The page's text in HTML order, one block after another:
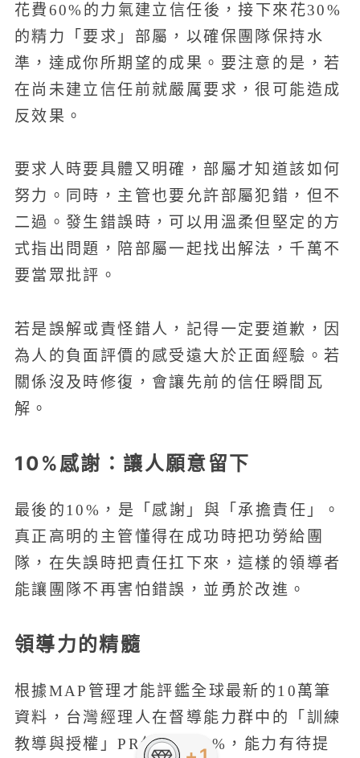
花費60%的力氣建立信任後，接下來花30%
的精力「要求」部屬，以確保團隊保持水
準，達成你所期望的成果。要注意的是，若
在尚未建立信任前就嚴厲要求，很可能造成
反效果。
要求人時要具體又明確，部屬才知道該如何
努力。同時，主管也要允許部屬犯錯，但不
二過。發生錯誤時，可以用溫柔但堅定的方
式指出問題，陪部屬一起找出解法，千萬不
要當眾批評。
若是誤解或責怪錯人，記得一定要道歉，因
為人的負面評價的感受遠大於正面經驗。若
關係沒及時修復，會讓先前的信任瞬間瓦
解。
10%感謝：讓人願意留下
最後的10%，是「感謝」與「承擔責任」。
真正高明的主管懂得在成功時把功勞給團
隊，在失誤時把責任扛下來，這樣的領導者
能讓團隊不再害怕錯誤，並勇於改進。
領導力的精髓
根據MAP管理才能評鑑全球最新的10萬筆
資料，台灣經理人在督導能力群中的「訓練
教導與授權」PR值僅有45%，能力有待提